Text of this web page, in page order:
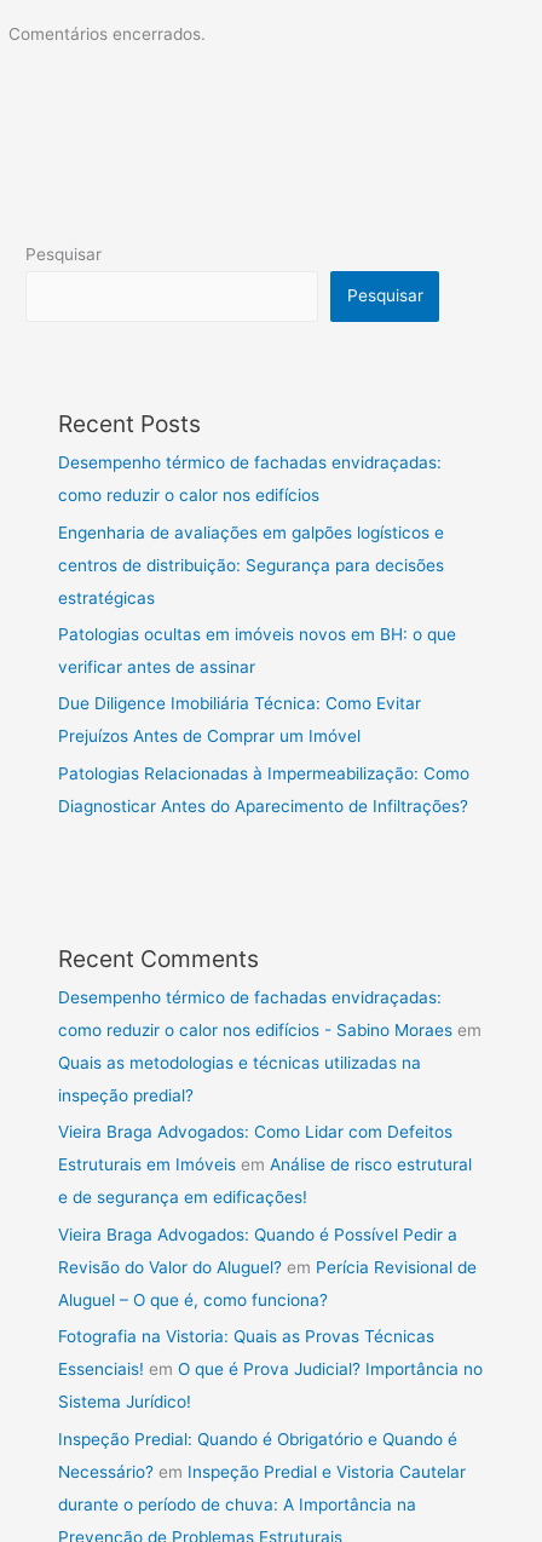
Comentários encerrados.
Pesquisar
Pesquisar
Recent Posts
Desempenho térmico de fachadas envidraçadas:
como reduzir o calor nos edifícios
Engenharia de avaliações em galpões logísticos e
centros de distribuição: Segurança para decisões
estratégicas
Patologias ocultas em imóveis novos em BH: o que
verificar antes de assinar
Due Diligence Imobiliária Técnica: Como Evitar
Prejuízos Antes de Comprar um Imóvel
Patologias Relacionadas à Impermeabilização: Como
Diagnosticar Antes do Aparecimento de Infiltrações?
Recent Comments
Desempenho térmico de fachadas envidraçadas:
como reduzir o calor nos edifícios - Sabino Moraes em
Quais as metodologias e técnicas utilizadas na
inspeção predial?
Vieira Braga Advogados: Como Lidar com Defeitos
Estruturais em Imóveis emAnálise de risco estrutural
e de segurança em edificações!
Vieira Braga Advogados: Quando é Possível Pedir a
Revisão do Valor do Aluguel? em Perícia Revisional de
Aluguel – O que é, como funciona?
Fotografia na Vistoria: Quais as Provas Técnicas
Essenciais! emO que é Prova Judicial? Importância no
Sistema Jurídico!
Inspeção Predial: Quando é Obrigatório e Quando é
Necessário? em Inspeção Predial e Vistoria Cautelar
durante o período de chuva: A Importância na
Prevenção de Problemas Estruturais